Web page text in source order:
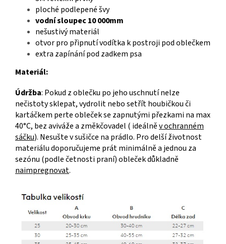
ploché podlepené švy
vodní sloupec 10 000mm
nešustivý materiál
otvor pro připnutí vodítka k postroji pod oblečkem
extra zapínání pod zadkem psa
Materiál:
Údržba: Pokud z oblečku po jeho uschnutí nelze
nečistoty sklepat, vydrolit nebo setřít houbičkou či
kartáčkem perte obleček se zapnutými přezkami na max
40°C, bez aviváže a změkčovadel ( ideálněv ochranném
sáčku). Nesušte v sušičce na prádlo. Pro delší životnost
materiálu doporučujeme prát minimálně a jednou za
sezónu (podle četnosti praní) obleček důkladně
naimpregnovat.